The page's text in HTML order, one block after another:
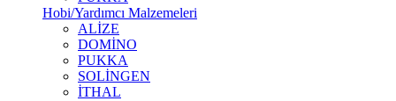
Hobi/Yardımcı Malzemeleri
ALİZE
DOMİNO
PUKKA
SOLİNGEN
İTHAL